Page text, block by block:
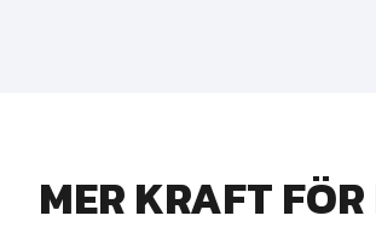
MER KRAFT